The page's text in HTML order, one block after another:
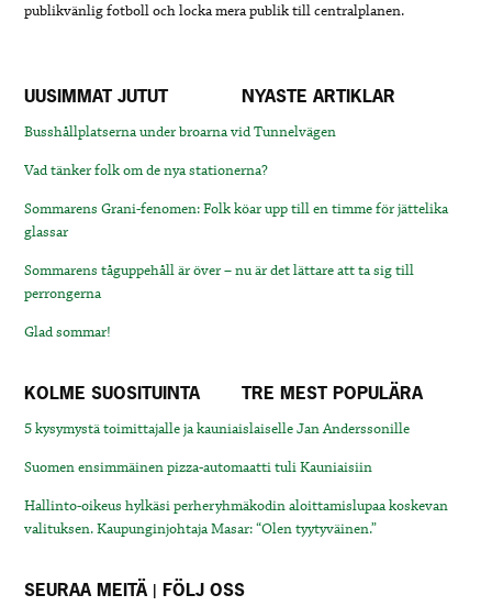
publikvänlig fotboll och locka mera publik till centralplanen.
UUSIMMAT JUTUT NYASTE ARTIKLAR
Busshållplatserna under broarna vid Tunnelvägen
Vad tänker folk om de nya stationerna?
Sommarens Grani-fenomen: Folk köar upp till en timme för jättelika
glassar
Sommarens tåguppehåll är över – nu är det lättare att ta sig till
perrongerna
Glad sommar!
KOLME SUOSITUINTA TRE MEST POPULÄRA
5 kysymystä toimittajalle ja kauniaislaiselle Jan Anderssonille
Suomen ensimmäinen pizza-automaatti tuli Kauniaisiin
Hallinto-oikeus hylkäsi perheryhmäkodin aloittamislupaa koskevan
valituksen. Kaupunginjohtaja Masar: “Olen tyytyväinen.”
SEURAA MEITÄ | FÖLJ OSS